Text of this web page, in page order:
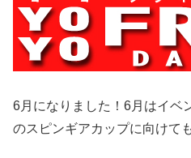
6月になりました！6月はイベ
のスピンギアカップに向けて